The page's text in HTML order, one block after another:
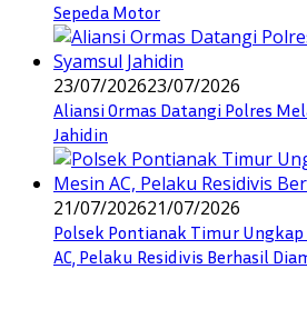
Sepeda Motor
23/07/202623/07/2026
Aliansi Ormas Datangi Polres
Jahidin
21/07/202621/07/2026
Polsek Pontianak Timur
AC, Pelaku Residivis Berhasil